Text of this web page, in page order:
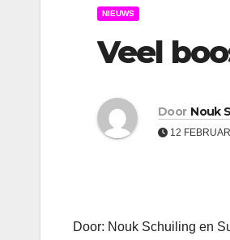
NIEUWS
Veel
Door Nouk
12
Door: Nouk Schuiling en